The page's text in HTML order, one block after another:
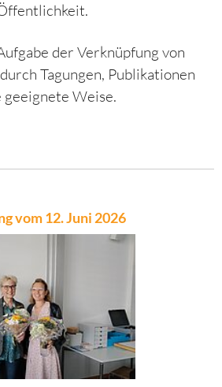
der Verknüpfung von
Tagungen, Publikationen
geeignete Weise.
vom 12. Juni 2026